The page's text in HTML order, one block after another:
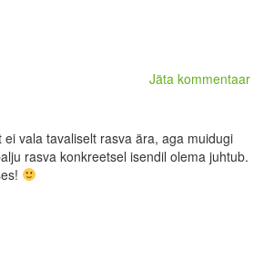
Jäta kommentaar
ei vala tavaliselt rasva ära, aga muidugi
rasva konkreetsel isendil olema juhtub.